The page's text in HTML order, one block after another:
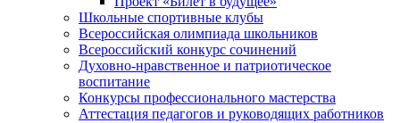
Школьные спортивные клубы
Всероссийская олимпиада школьников
Всероссийский конкурс сочинений
Духовно-нравственное и патриотическое
воспитание
Конкурсы профессионального мастерства
Аттестация педагогов и руководящих работников